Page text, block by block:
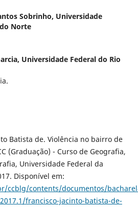
Sobrinho, Universidade
Norte
Universidade Federal do Rio
Batista de. Violência no bairro de
(Graduação) - Curso de Geografia,
Universidade Federal da
Disponível em:
ccblg/contents/documentos/
francisco-jacinto-batista-de-